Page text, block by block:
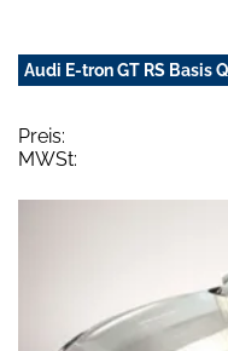
Audi E-tron GT RS Basis
Preis:
MWSt: